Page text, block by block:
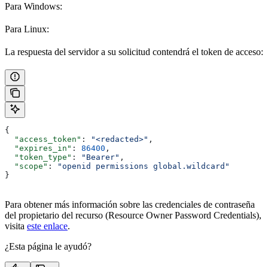
Para Windows:
Para Linux:
La respuesta del servidor a su solicitud contendrá el token de acceso:
{
  "access_token"
: "<redacted>" ,
  "expires_in"
: 86400 ,
  "token_type"
: "Bearer" ,
  "scope"
:
"openid permissions global.wildcard"
}
Para obtener más información sobre las credenciales de contraseña
del propietario del recurso (Resource Owner Password Credentials),
visita este enlace.
¿Esta página le ayudó?